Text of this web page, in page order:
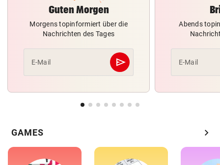
Guten Morgen
Morgens topinformiert über die
Nachrichten des Tages
E-Mail send
Abschicken
Abends
E-Mail
GAMES chevron_right